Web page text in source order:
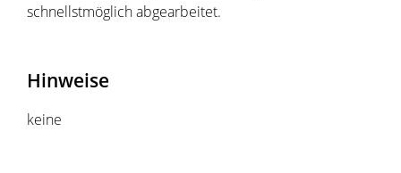
schnellstmöglich abgearbeitet.
Hinweise
keine